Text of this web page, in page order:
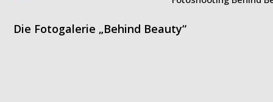
Die Fotogalerie „Behind Beauty“